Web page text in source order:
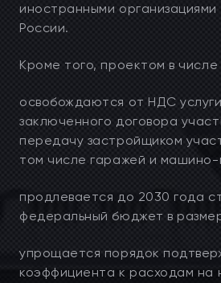
иностранными
России.
Кроме того, проектом в числе
освобождаются от НДС
заключенного договора
передачу застройщиком
том числе гаражей и
продлевается до 2030 года
федеральный бюджет в
упрощается порядок
коэффициента к расходам на